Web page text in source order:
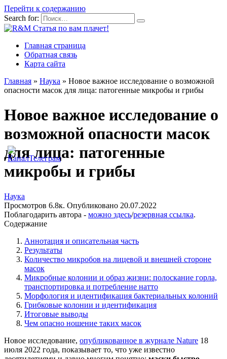
Перейти к содержанию
Search for:
Главная страница
Обратная связь
Карта сайта
Главная » Наука » Новое важное исследование о возможной
опасности масок для лица: патогенные микробы и грибы
Новое важное исследование о
возможной опасности масок
для лица: патогенные
микробы и грибы
Наука
Просмотров 6.8к. Опубликовано 20.07.2022
Поблагодарить автора - можно здесь/резервная ссылка.
Содержание
Аннотация и описательная часть
Результаты
Количество микробов на лицевой и внешней стороне
масок
Микробные колонии и образ жизни: полоскание горла,
транспортировка и потребление натто
Морфология и идентификация бактериальных колоний
Грибковые колонии и идентификация
Итоговые выводы
Чем опасно ношение таких масок
Новое исследование, опубликованное в журнале Nature 18
июля 2022 года, показывает то, что уже известно